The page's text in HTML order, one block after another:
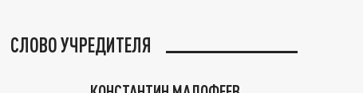
СЛОВО УЧРЕДИТЕЛЯ